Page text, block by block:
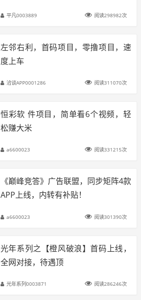
平凡0003889 阅读298982次
左邻右利，首码项目，零撸项目，速
度上车
洽谈APP0001286 阅读311070次
恒彩软 件项目，简单看6个视频，轻
松赚大米
a6600023 阅读331215次
《巅峰竞答》广告联盟，同步矩阵4款
APP上线，内转有补贴！
a6600023 阅读301390次
光年系列之【橙风破浪】首码上线，
全网对接，待遇顶
光年系列0003871 阅读286246次